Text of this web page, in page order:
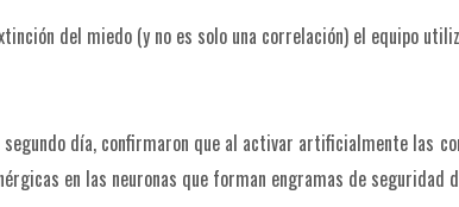
del miedo (y no es solo una correlación) el equipo
día, confirmaron que al activar artificialmente las
en las neuronas que forman engramas de